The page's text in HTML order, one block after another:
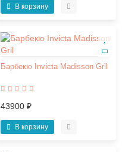
В корзину
Барбекю Invicta Madisson Gril
43900 ₽
В корзину